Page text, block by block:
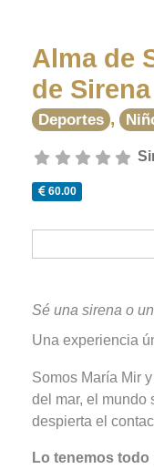
Alma de
de
Deportes ,
60.00
Sé una sirena o
Una experiencia
Somos María Mir
del mar, el mundo
despierta el
Lo tenemos todo